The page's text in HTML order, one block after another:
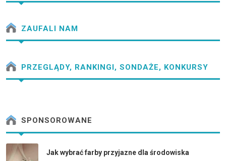
ZAUFALI NAM
PRZEGLĄDY, RANKINGI, SONDAŻE, KONKURSY
SPONSOROWANE
Jak wybrać farby przyjazne dla środowiska